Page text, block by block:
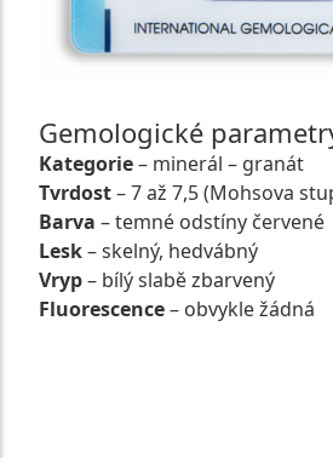
Gemologické
Kategorie– minerál – granát
Tvrdost– 7 až 7,5 (Mohsova
Barva – temné odstíny červené
Lesk– skelný, hedvábný
Vryp– bílý slabě zbarvený
Fluorescence– obvykle žádná